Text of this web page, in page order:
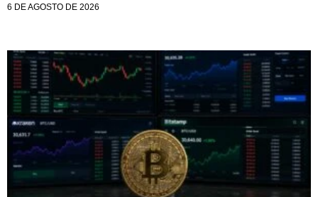
6 DE AGOSTO DE 2026